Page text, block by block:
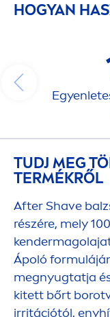
HOGYAN
TUDJ MEG
TERMÉKRŐL
After Shave
részére, mely
Ápoló
megnyugtatja
kitett bőrt
irritációtól,